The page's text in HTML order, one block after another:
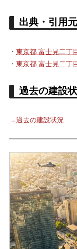
出典・引用元
・ 東京都 富士見二丁
・ 東京都 富士見二丁
過去の建設
→過去の建設状況